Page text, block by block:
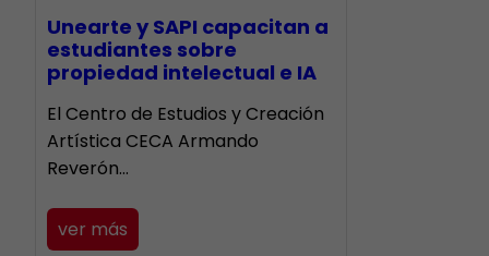
Unearte y SAPI capacitan a
estudiantes sobre
propiedad intelectual e IA
El Centro de Estudios y Creación
Artística CECA Armando
Reverón…
ver más